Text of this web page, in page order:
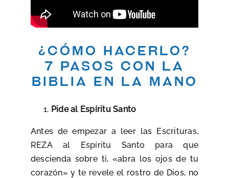
¿Cómo hacerlo?
7 pasos con la
Biblia en la mano
Pide al Espíritu Santo
Antes de empezar a leer las Escrituras,
REZA al Espíritu Santo para que
descienda sobre ti, «abra los ojos de tu
corazón» y te revele el rostro de Dios, no